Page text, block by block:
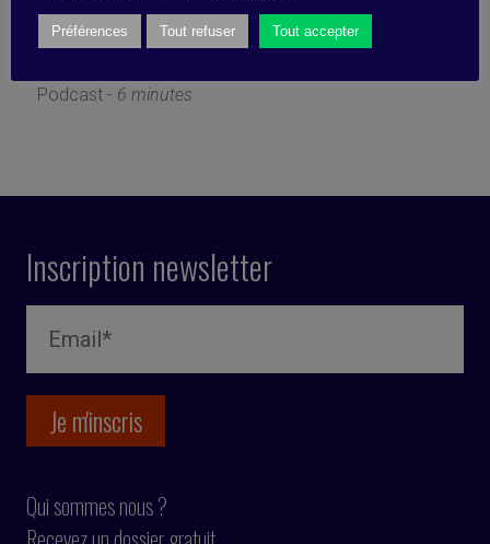
Podcast - 6 minutes
Inscription newsletter
Qui sommes nous ?
Préférences Tout refuser Tout accepter